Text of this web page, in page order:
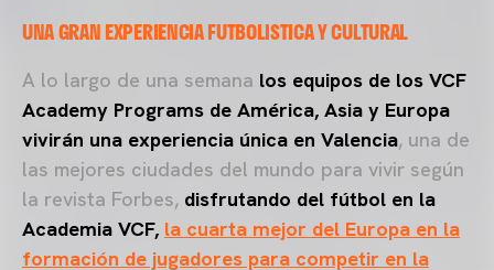
UNA GRAN EXPERIENCIA FUTBOLISTICA Y CULTURAL
A lo largo de una semana los equipos de los VCF
Academy Programs de América, Asia y Europa
vivirán una experiencia única en Valencia, una de
las mejores ciudades del mundo para vivir según
la revista Forbes, disfrutando del fútbol en la
Academia VCF, la cuarta mejor del Europa en la
formación de jugadores para competir en la